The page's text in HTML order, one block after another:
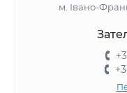
м. Івано-